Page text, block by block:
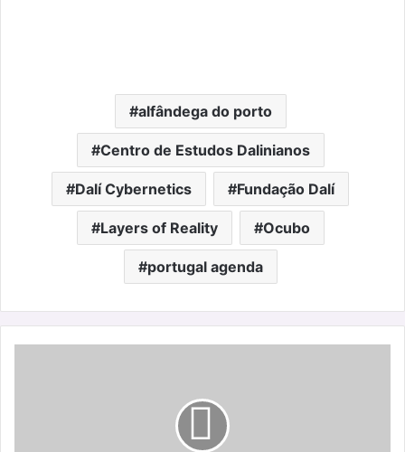
alfândega do porto
Centro de Estudos Dalinianos
Dalí Cybernetics Fundação Dalí
Layers of Reality Ocubo
portugal agenda